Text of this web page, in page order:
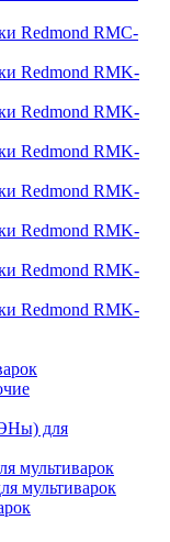
Redmond RMC-
Redmond RMK-
Redmond RMK-
Redmond RMK-
Redmond RMK-
Redmond RMK-
Redmond RMK-
Redmond RMK-
для
мультиварок
мультиварок